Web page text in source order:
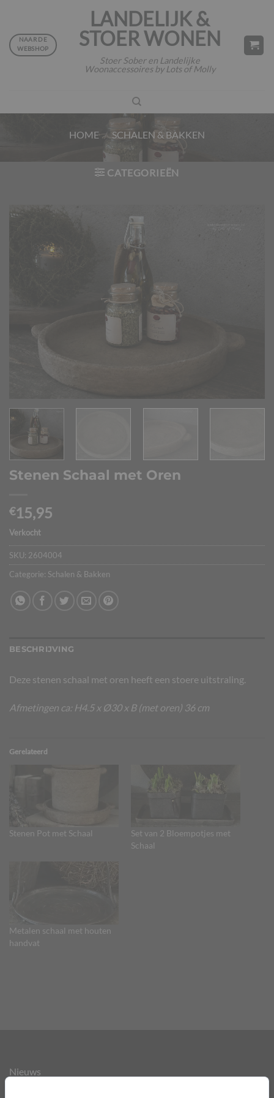
inhoud
LANDELIJK &
STOER WONEN
Stoer Sober en Landelijke
Woonaccessoires by Lots of Molly
NAAR DE
WEBSHOP
HOME / SCHALEN & BAKKEN
CATEGORIEËN
Stenen Schaal met Oren
€15,95
Verkocht
SKU: 2604004
Categorie: Schalen & Bakken
BESCHRIJVING
Deze stenen schaal met oren heeft een stoere uitstraling.
Afmetingen ca: H4.5 x Ø30 x B (met oren) 36 cm
Gerelateerd
Stenen Pot met Schaal
Set van 2 Bloempotjes met
Schaal
Metalen schaal met houten
handvat
Nieuws